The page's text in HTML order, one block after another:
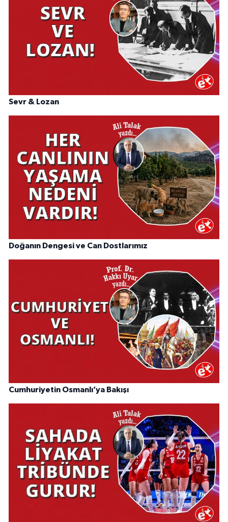
Sevr & Lozan
Doğanın Dengesi ve Can Dostlarımız
Cumhuriyetin Osmanlı’ya Bakışı